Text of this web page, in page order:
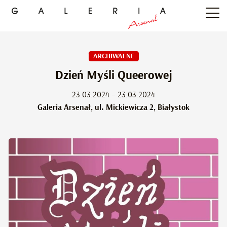
ARCHIWALNE
Dzień Myśli Queerowej
23.03.2024 – 23.03.2024
Galeria Arsenał, ul. Mickiewicza 2, Białystok